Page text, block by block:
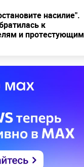
насилие".
к
и протестующим